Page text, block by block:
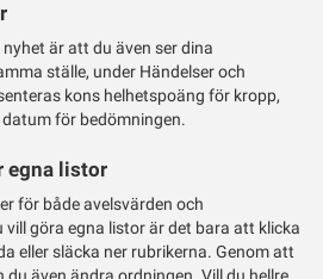
är att du även ser dina
ställe, under Händelser och
kons helhetspoäng för kropp,
för bedömningen.
egna listor
för både avelsvärden och
göra egna listor är det bara att klicka
eller släcka ner rubrikerna. Genom att